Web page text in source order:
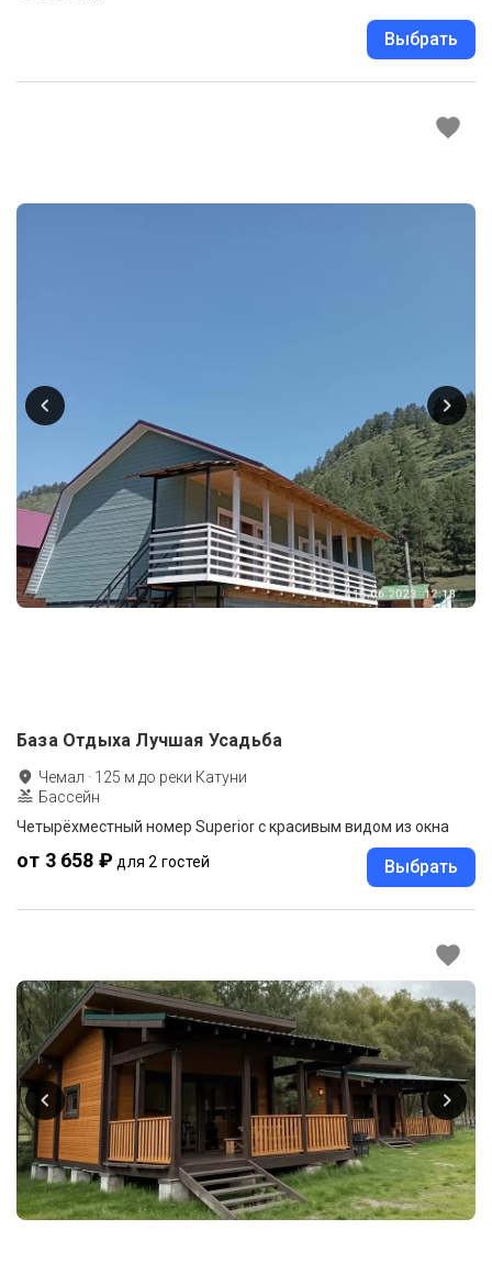
Выбрать
База Отдыха Лучшая Усадьба
Чемал · 125 м до реки Катуни
Бассейн
Четырёхместный номер Superior с красивым видом из окна
от 3 658 ₽ для 2 гостей Выбрать